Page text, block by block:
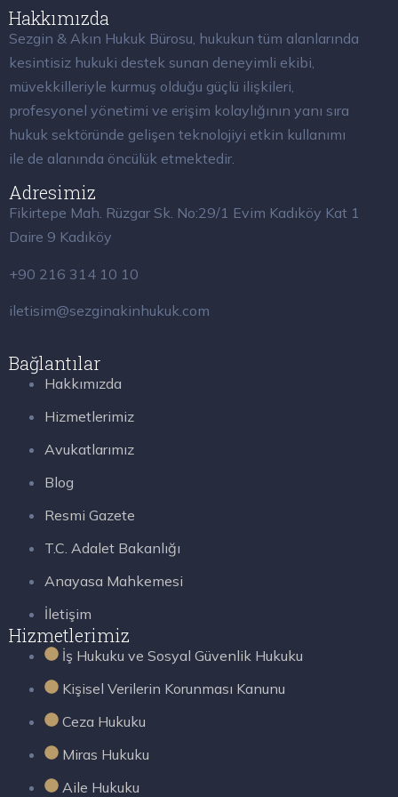
Hakkımızda
Sezgin & Akın Hukuk Bürosu, hukukun tüm alanlarında
kesintisiz hukuki destek sunan deneyimli ekibi,
müvekkilleriyle kurmuş olduğu güçlü ilişkileri,
profesyonel yönetimi ve erişim kolaylığının yanı sıra
hukuk sektöründe gelişen teknolojiyi etkin kullanımı
ile de alanında öncülük etmektedir.
Adresimiz
Fikirtepe Mah. Rüzgar Sk. No:29/1 Evim Kadıköy Kat 1
Daire 9 Kadıköy
+90 216 314 10 10
iletisim@sezginakinhukuk.com
Bağlantılar
Hakkımızda
Hizmetlerimiz
Avukatlarımız
Blog
Resmi Gazete
T.C. Adalet Bakanlığı
Anayasa Mahkemesi
İletişim
Hizmetlerimiz
İş Hukuku ve Sosyal Güvenlik Hukuku
Kişisel Verilerin Korunması Kanunu
Ceza Hukuku
Miras Hukuku
Aile Hukuku